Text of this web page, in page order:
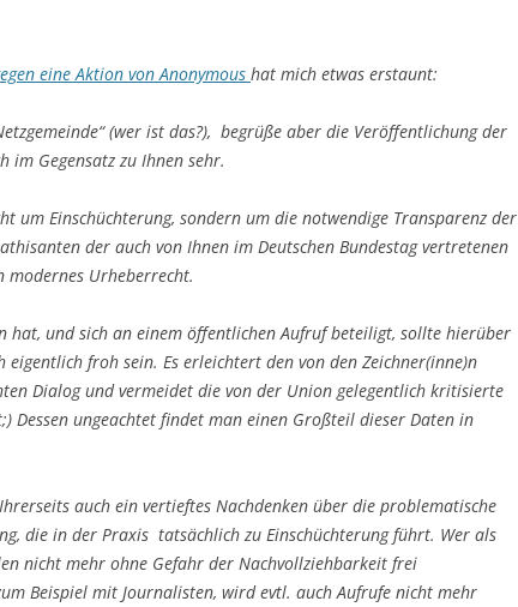
eine Aktion von Anonymous hat mich etwas erstaunt:
(wer ist das?), begrüße aber die Veröffentlichung der
im Gegensatz zu Ihnen sehr.
um Einschüchterung, sondern um die notwendige Transparenz der
der auch von Ihnen im Deutschen Bundestag vertretenen
modernes Urheberrecht.
hat, und sich an einem öffentlichen Aufruf beteiligt, sollte hierüber
eigentlich froh sein. Es erleichtert den von den Zeichner(inne)n
Dialog und vermeidet die von der Union gelegentlich kritisierte
Dessen ungeachtet findet man einen Großteil dieser Daten in
auch ein vertieftes Nachdenken über die problematische
die in der Praxis tatsächlich zu Einschüchterung führt. Wer als
nicht mehr ohne Gefahr der Nachvollziehbarkeit frei
Beispiel mit Journalisten, wird evtl. auch Aufrufe nicht mehr